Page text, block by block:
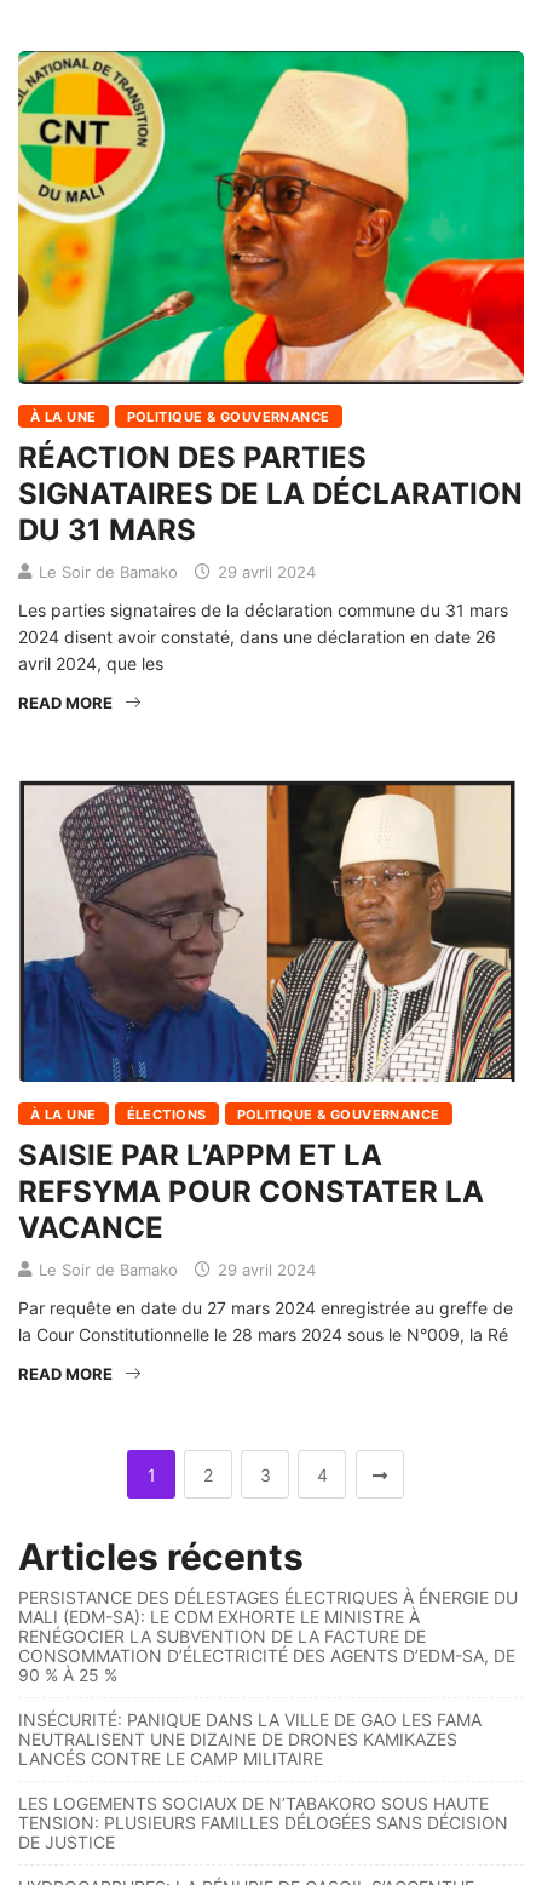
À LA UNE POLITIQUE & GOUVERNANCE
RÉACTION DES PARTIES
SIGNATAIRES DE LA DÉCLARATION
DU 31 MARS
Le Soir de Bamako 29 avril 2024
Les parties signataires de la déclaration commune du 31 mars
2024 disent avoir constaté, dans une déclaration en date 26
avril 2024, que les
READ MORE
À LA UNE ÉLECTIONS POLITIQUE & GOUVERNANCE
SAISIE PAR L’APPM ET LA
REFSYMA POUR CONSTATER LA
VACANCE
Le Soir de Bamako 29 avril 2024
Par requête en date du 27 mars 2024 enregistrée au greffe de
la Cour Constitutionnelle le 28 mars 2024 sous le N°009, la Ré
READ MORE
1 2 3 4
Articles récents
PERSISTANCE DES DÉLESTAGES ÉLECTRIQUES À ÉNERGIE DU
MALI (EDM-SA): LE CDM EXHORTE LE MINISTRE À
RENÉGOCIER LA SUBVENTION DE LA FACTURE DE
CONSOMMATION D’ÉLECTRICITÉ DES AGENTS D’EDM-SA, DE
90 % À 25 %
INSÉCURITÉ: PANIQUE DANS LA VILLE DE GAO LES FAMA
NEUTRALISENT UNE DIZAINE DE DRONES KAMIKAZES
LANCÉS CONTRE LE CAMP MILITAIRE
LES LOGEMENTS SOCIAUX DE N’TABAKORO SOUS HAUTE
TENSION: PLUSIEURS FAMILLES DÉLOGÉES SANS DÉCISION
DE JUSTICE